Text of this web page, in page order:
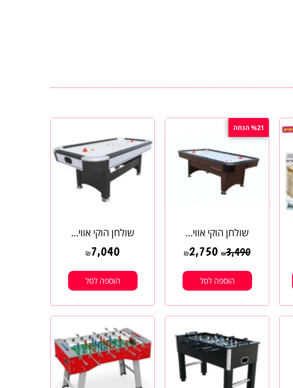
%21 הנחה
שולחן הוקי אווי...
₪3,490
₪2,750
הוספה לסל
שולחן הוקי אווי...
₪ 7,040
הוספה לסל